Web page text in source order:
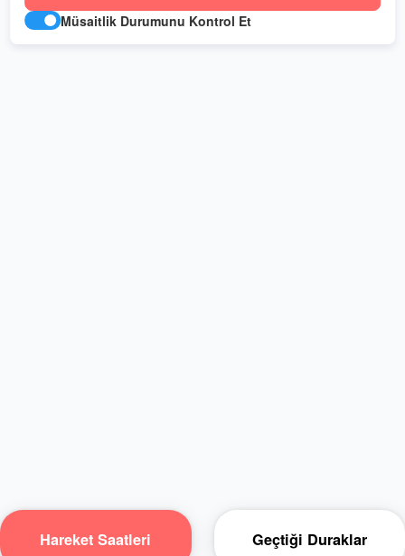
Müsaitlik Durumunu Kontrol Et
Hareket Saatleri Geçtiği Duraklar